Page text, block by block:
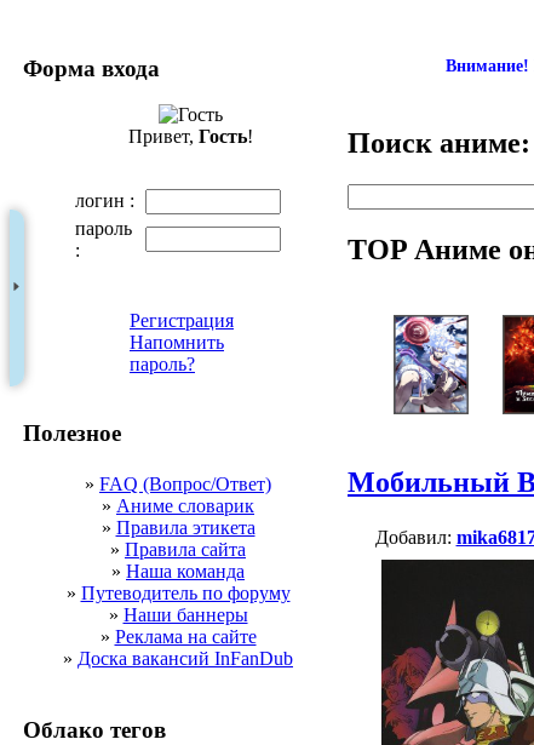
Форма входа
Привет, Гость!
логин :
пароль
:
Регистрация
Напомнить
пароль?
Полезное
» FAQ (Вопрос/Ответ)
» Аниме словарик
» Правила этикета
» Правила сайта
» Наша команда
» Путеводитель по форуму
» Наши баннеры
» Реклама на сайте
» Доска вакансий InFanDub
Облако тегов
Внимание!
Поиск аниме:
TOP Аниме
Мобильный
Добавил: